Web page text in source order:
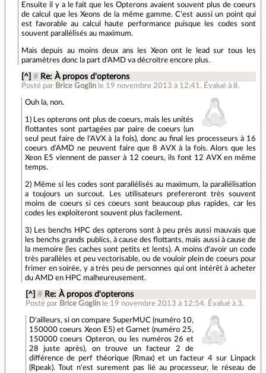
Ensuite il y a le fait que les Opterons avaient souvent plus de coeurs
de calcul que les Xeons de la même gamme. C'est aussi un point qui
est favorable au calcul haute performance puisque les codes sont
souvent parallélisés au maximum.
Mais depuis au moins deux ans les Xeon ont le lead sur tous les
paramètres donc la part d'AMD va décroitre encore plus.
[^] # Re: À propos d'opterons
Posté par Brice Goglin le 19 novembre 2013 à 12:41. Évalué à8.
Ouh la, non.
1) Les opterons ont plus de coeurs, mais les unités
flottantes sont partagées par paire de coeurs (un
seul peut faire de l'AVX à la fois), donc au final les processeurs à 16
coeurs d'AMD ne peuvent faire que 8 AVX à la fois. Alors que les
Xeon E5 viennent de passer à 12 coeurs, ils font 12 AVX en même
temps.
2) Même si les codes sont parallélisés au maximum, la parallélisation
a toujours un surcout. Les utilisateurs prefereront très souvent
moins de coeurs si ces coeurs sont beaucoup plus rapides, car les
codes les exploiteront souvent plus facilement.
3) Les benchs HPC des opterons sont à peu près aussi mauvais que
les benchs grands publics, à cause des flottants, mais aussi à cause de
la memoire (les caches sont petits et lents). A moins d'avoir un code
très parallèles et peu vectorisable, ou de vouloir plein de coeurs pour
frimer en soirée, y a très peu de personnes qui ont intérêt à acheter
du AMD en HPC malheureusement.
[^] # Re: À propos d'opterons
Posté par Brice Goglin le 19 novembre 2013 à 12:54.Évalué à 3.
D'ailleurs, si on compare SuperMUC (numéro 10,
150000 coeurs Xeon E5) et Garnet (numéro 25,
150000 coeurs Opteron, ou les numéros 26 et
28 juste après), on trouve un facteur 2 de
différence de perf théorique (Rmax) et un facteur 4 sur Linpack
(Rpeak). Tout n'est surement pas lié au processeur, le réseau de